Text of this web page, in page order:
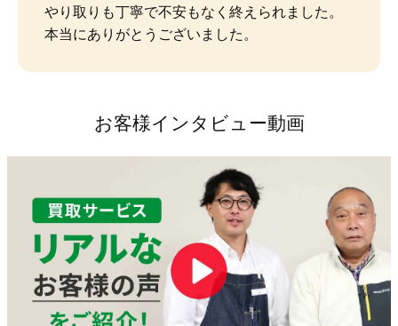
やり取りも丁寧で不安もなく終えられました。
本当にありがとうございました。
お客様インタビュー動画